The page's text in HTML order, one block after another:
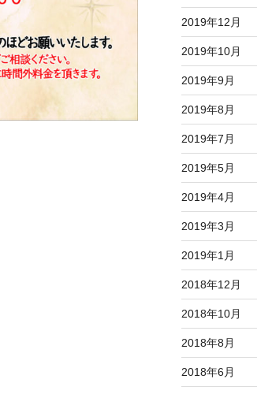
2019年12月
2019年10月
2019年9月
2019年8月
2019年7月
2019年5月
2019年4月
2019年3月
2019年1月
2018年12月
2018年10月
2018年8月
2018年6月